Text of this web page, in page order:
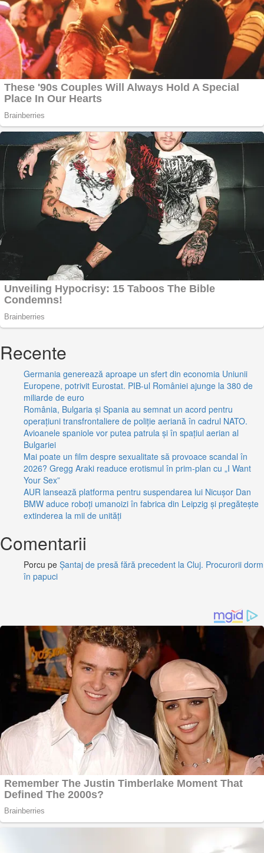
Recente
Germania generează aproape un sfert din economia Uniunii
Europene, potrivit Eurostat. PIB-ul României ajunge la 380 de
miliarde de euro
România, Bulgaria și Spania au semnat un acord pentru
operațiuni transfrontaliere de poliție aeriană în cadrul NATO.
Avioanele spaniole vor putea patrula și în spațiul aerian al
Bulgariei
Mai poate un film despre sexualitate să provoace scandal în
2026? Gregg Araki readuce erotismul în prim-plan cu „I Want
Your Sex”
AUR lansează platforma pentru suspendarea lui Nicușor Dan
BMW aduce roboți umanoizi în fabrica din Leipzig și pregătește
extinderea la mii de unități
Comentarii
Porcu pe Șantaj de presă fără precedent la Cluj. Procurorii dorm
în papuci